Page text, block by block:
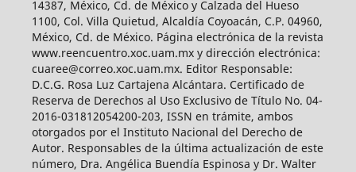
14387, México, Cd. de México y Calzada del Hueso
1100, Col. Villa Quietud, Alcaldía Coyoacán, C.P. 04960,
México, Cd. de México. Página electrónica de la revista
www.reencuentro.xoc.uam.mx y dirección electrónica:
cuaree@correo.xoc.uam.mx. Editor Responsable:
D.C.G. Rosa Luz Cartajena Alcántara. Certificado de
Reserva de Derechos al Uso Exclusivo de Título No. 04-
2016-031812054200-203, ISSN en trámite, ambos
otorgados por el Instituto Nacional del Derecho de
Autor. Responsables de la última actualización de este
número, Dra. Angélica Buendía Espinosa y Dr. Walter